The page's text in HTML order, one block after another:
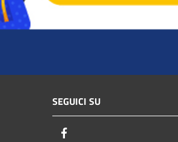
SEGUICI SU